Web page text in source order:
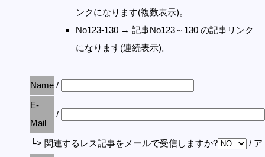
ンクになります(複数表示)。
No123-130 → 記事No123～130 の記事リンク
になります(連続表示)。
Name /
E-
Mail
/
└> 関連するレス記事をメールで受信しますか?
/ ア